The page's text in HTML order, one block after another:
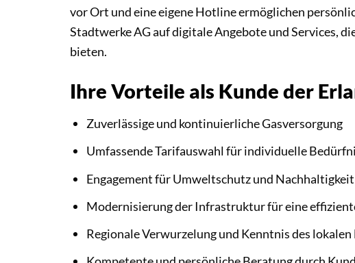
vor Ort und eine eigene Hotline ermöglichen
Stadtwerke AG auf digitale Angebote und Services,
bieten.
Ihre Vorteile als Kunde der
Zuverlässige und kontinuierliche Gasversorgung
Umfassende Tarifauswahl für individuelle
Engagement für Umweltschutz und Nachhaltigkeit
Modernisierung der Infrastruktur für eine
Regionale Verwurzelung und Kenntnis des